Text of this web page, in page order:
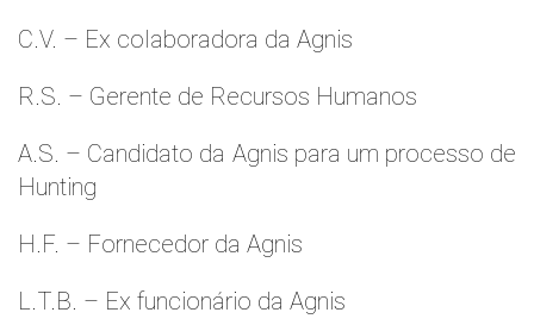
C.V. – Ex colaboradora da Agnis
R.S. – Gerente de Recursos Humanos
A.S. – Candidato da Agnis para um processo de
Hunting
H.F. – Fornecedor da Agnis
L.T.B. – Ex funcionário da Agnis